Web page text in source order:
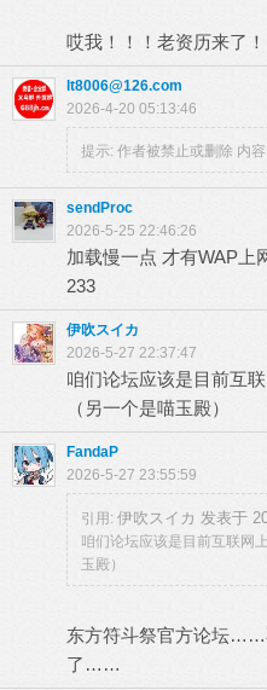
哎我！！！老资历来了！
lt8006@126.com
2026-4-20 05:13:46
提示: 作者被禁止或删除 内
sendProc
2026-5-25 22:46:26
加载慢一点 才有WAP上
233
伊吹スイカ
2026-5-27 22:37:47
咱们论坛应该是目前互
（另一个是喵玉殿）
FandaP
2026-5-27 23:55:59
引用: 伊吹スイカ 发表于
咱们论坛应该是目前互联网
玉殿）
东方符斗祭官方论坛……
了……